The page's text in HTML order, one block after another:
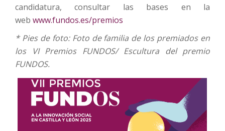
candidatura, consultar las bases en la
web www.fundos.es/premios
* Pies de foto: Foto de familia de los premiados en
los VI Premios FUNDOS/ Escultura del premio
FUNDOS.